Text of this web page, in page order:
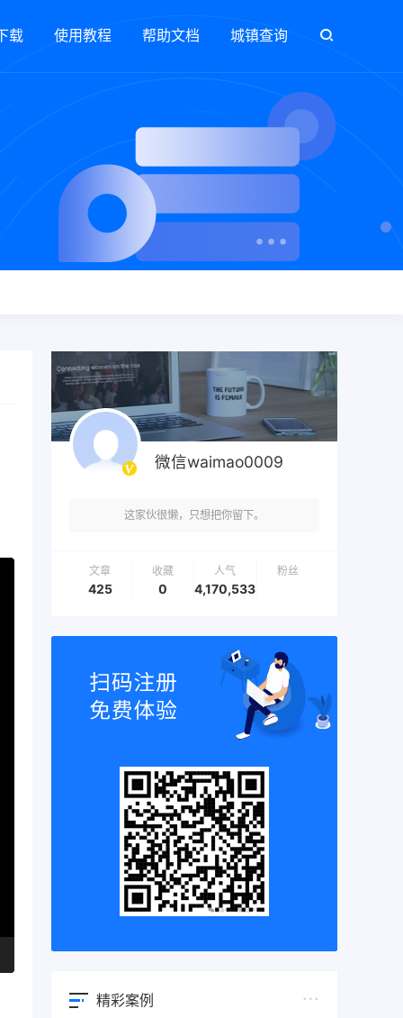
载 使用教程 帮助文档 城镇查询
微信waimao0009
这家伙很懒，只想把你留下。
文章
425
收藏
0
人气
4,170,533
粉丝
精彩案例